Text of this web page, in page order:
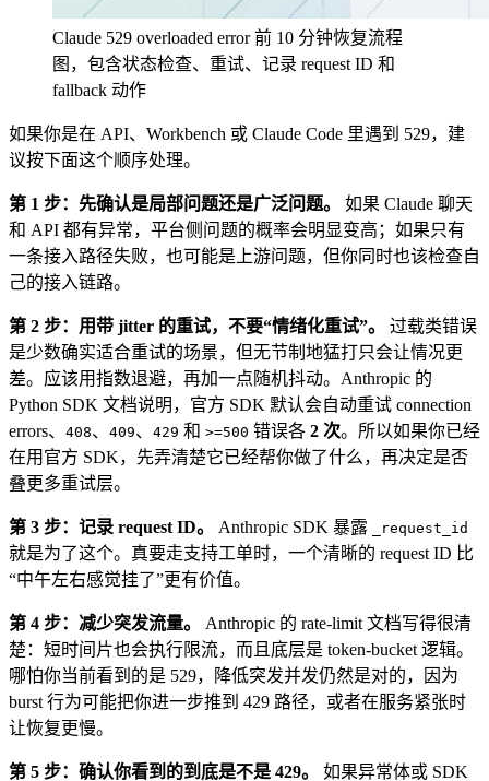
Claude 529 overloaded error 前 10 分钟恢复流程
图，包含状态检查、重试、记录 request ID 和
fallback 动作
如果你是在 API、Workbench 或 Claude Code 里遇到 529，建
议按下面这个顺序处理。
第 1 步：先确认是局部问题还是广泛问题。
如果 Claude 聊天
和 API 都有异常，平台侧问题的概率会明显变高；如果只有
一条接入路径失败，也可能是上游问题，但你同时也该检查自
己的接入链路。
第 2 步：用带 jitter 的重试，不要“情绪化重试”。
过载类错误
是少数确实适合重试的场景，但无节制地猛打只会让情况更
差。应该用指数退避，再加一点随机抖动。Anthropic 的
Python SDK 文档说明，官方 SDK 默认会自动重试 connection
errors、 408、 409、 429 和 >=500 错误各 2 次。所以如果你已经
在用官方 SDK，先弄清楚它已经帮你做了什么，再决定是否
叠更多重试层。
第 3 步：记录 request ID。 Anthropic SDK 暴露 _request_id
就是为了这个。真要走支持工单时，一个清晰的 request ID 比
“中午左右感觉挂了”更有价值。
第 4 步：减少突发流量。
Anthropic 的 rate-limit 文档写得很清
楚：短时间片也会执行限流，而且底层是 token-bucket 逻辑。
哪怕你当前看到的是 529，降低突发并发仍然是对的，因为
burst 行为可能把你进一步推到 429 路径，或者在服务紧张时
让恢复更慢。
第 5 步：确认你看到的到底是不是 429。 如果异常体或 SDK